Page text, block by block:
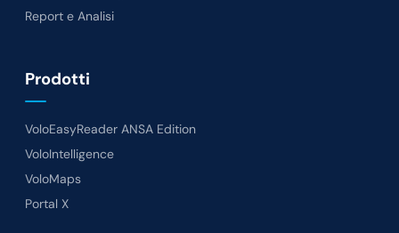
Report e Analisi
Prodotti
VoloEasyReader ANSA Edition
VoloIntelligence
VoloMaps
Portal X